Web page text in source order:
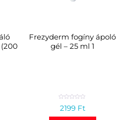
Frezyderm fogíny ápoló
gél – 25 ml 1
a2199 Ft